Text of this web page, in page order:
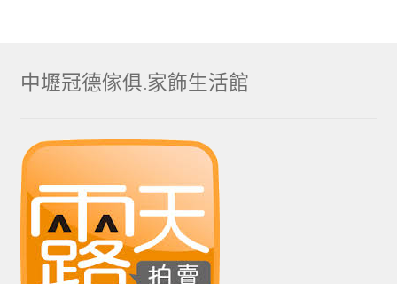
中壢冠德傢俱.家飾生活館